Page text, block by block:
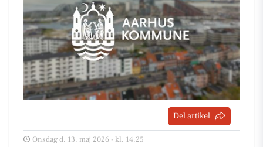
Del artikel
Onsdag d. 13. maj 2026 - kl. 14:25